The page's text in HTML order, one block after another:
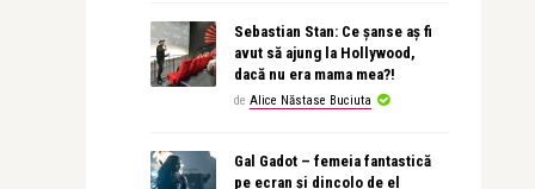
Sebastian Stan: Ce șanse aș fi
avut să ajung la Hollywood,
dacă nu era mama mea?!
de Alice Năstase Buciuta
Gal Gadot – femeia fantastică
pe ecran și dincolo de el